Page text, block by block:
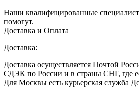
Наши квалифицированные
помогут.
Доставка и Оплата
Доставка:
Доставка осуществляется Почтой
СДЭК по России и в страны СНГ, где
Для Москвы есть курьерская служба